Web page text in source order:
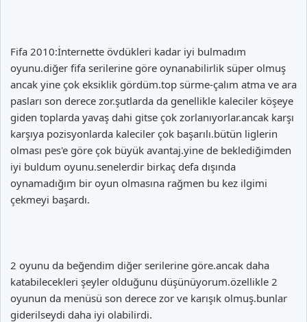
Fifa 2010:İnternette övdükleri kadar iyi bulmadım
oyunu.diğer fifa serilerine göre oynanabilirlik süper olmuş
ancak yine çok eksiklik gördüm.top sürme-çalım atma ve ara
pasları son derece zor.şutlarda da genellikle kaleciler köşeye
giden toplarda yavaş dahi gitse çok zorlanıyorlar.ancak karşı
karşıya pozisyonlarda kaleciler çok başarılı.bütün liglerin
olması pes'e göre çok büyük avantaj.yine de beklediğimden
iyi buldum oyunu.senelerdir birkaç defa dışında
oynamadığım bir oyun olmasına rağmen bu kez ilgimi
çekmeyi başardı.
2 oyunu da beğendim diğer serilerine göre.ancak daha
katabilecekleri şeyler olduğunu düşünüyorum.özellikle 2
oyunun da menüsü son derece zor ve karışık olmuş.bunlar
giderilseydi daha iyi olabilirdi.